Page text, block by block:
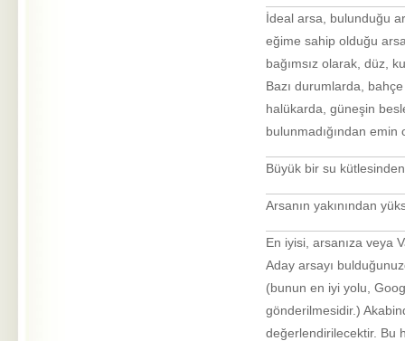
İdeal arsa, bulunduğu
eğime sahip olduğu
bağımsız olarak, düz,
Bazı durumlarda,
halükarda, güneşin
bulunmadığından emin
Büyük bir su
Arsanın yakınından
En iyisi, arsanıza veya
Aday arsayı
(bunun en iyi yolu,
gönderilmesidir.)
değerlendirilecektir. Bu